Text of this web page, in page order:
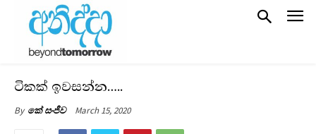
ටිකක් ඉවසන්න…..
By කේ සංජීව March 15, 2020